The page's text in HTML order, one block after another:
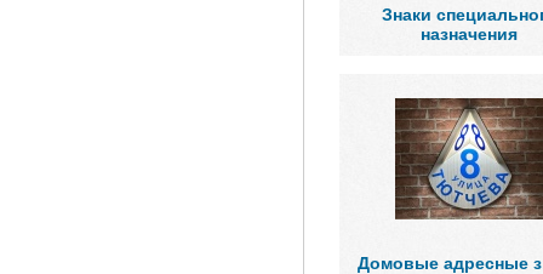
Знаки
назначения
Домовые адресные